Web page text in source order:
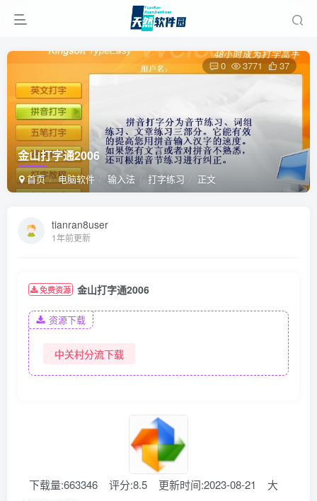
金山打字通2006
首页 电脑软件 输入法 打字练习 正文
0 3771 37
tianran8user
1年前更新
免费资源 金山打字通2006
资源下载
中关村分流下载
下载量:663346 评分:8.5 更新时间:2023-08-21
大